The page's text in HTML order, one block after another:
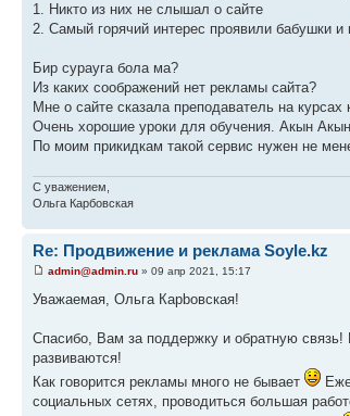
1. Никто из них не слышал о сайте
2. Самый горячий интерес проявили бабушки
Бир сурауга бола ма?
Из каких соображений нет рекламы сайта?
Мне о сайте сказала преподаватель на
Очень хорошие уроки для обучения. Акын
По моим прикидкам такой сервис нужен не
С уважением,
Ольга Карбовская
Re: Продвижение и реклама Soyle.kz
admin@admin.ru » 09 апр 2021, 15:17
Уважаемая, Ольга Карbовская!
Спасибо, Вам за поддержку и обратную
развиваются!
Как говорится рекламы много не бывает
социальных сетях, проводиться большая